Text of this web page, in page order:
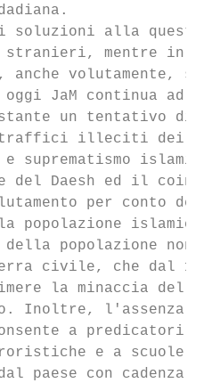
soluzioni alla
mentre in
anche volutamente,
JaM continua ad
un tentativo di
traffici illeciti dei
e suprematismo
e del Daesh ed il
per conto
popolazione
popolazione
civile, che dal
la minaccia del
Inoltre, l'assenza di
a predicatori
e a scuole
paese con cadenza